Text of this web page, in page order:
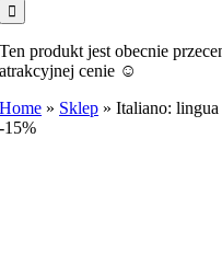
Ten produkt jest obecnie
atrakcyjnej cenie ☺️
Home » Sklep »Italiano: lingua
-15%